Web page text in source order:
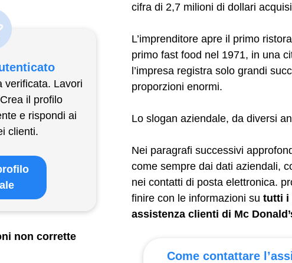
cifra di 2,7 milioni di dollari
L’imprenditore apre il primo
primo fast food nel 1971, in una
l’impresa registra solo grandi
proporzioni enormi.
Lo slogan aziendale, da diversi
Nei paragrafi successivi
come sempre dai dati aziendali,
nei contatti di posta elettronica.
finire con le informazioni su tutti i
assistenza clienti di Mc
Come contattare
verificata. Lavori
il profilo
e rispondi ai
clienti.
non corrette